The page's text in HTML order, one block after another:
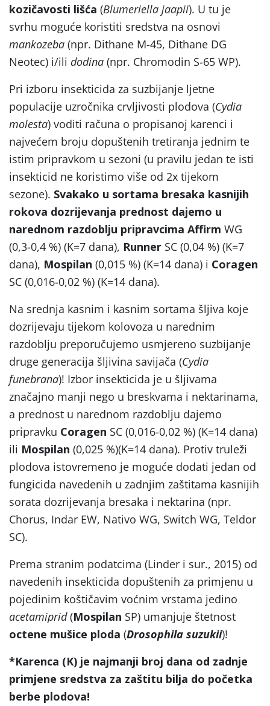
kozičavosti lišća (Blumeriella jaapii). U tu je
svrhu moguće koristiti sredstva na osnovi
mankozeba (npr. Dithane M-45, Dithane DG
Neotec) i/ili dodina (npr. Chromodin S-65 WP).
Pri izboru insekticida za suzbijanje ljetne
populacije uzročnika crvljivosti plodova (Cydia
molesta) voditi računa o propisanoj karenci i
najvećem broju dopuštenih tretiranja jednim te
istim pripravkom u sezoni (u pravilu jedan te isti
insekticid ne koristimo više od 2x tijekom
sezone). Svakako u sortama bresaka kasnijih
rokova dozrijevanja prednost dajemo u
narednom razdoblju pripravcima Affirm WG
(0,3-0,4 %) (K=7 dana), Runner SC (0,04 %) (K=7
dana), Mospilan (0,015 %) (K=14 dana) i Coragen
SC (0,016-0,02 %) (K=14 dana).
Na srednja kasnim i kasnim sortama šljiva koje
dozrijevaju tijekom kolovoza u narednim
razdoblju preporučujemo usmjereno suzbijanje
druge generacija šljivina savijača (Cydia
funebrana)! Izbor insekticida je u šljivama
značajno manji nego u breskvama i nektarinama,
a prednost u narednom razdoblju dajemo
pripravku Coragen SC (0,016-0,02 %) (K=14 dana)
ili Mospilan (0,025 %)(K=14 dana). Protiv truleži
plodova istovremeno je moguće dodati jedan od
fungicida navedenih u zadnjim zaštitama kasnijih
sorata dozrijevanja bresaka i nektarina (npr.
Chorus, Indar EW, Nativo WG, Switch WG, Teldor
SC).
Prema stranim podatcima (Linder i sur., 2015) od
navedenih insekticida dopuštenih za primjenu u
pojedinim koštičavim voćnim vrstama jedino
acetamiprid(Mospilan SP) umanjuje štetnost
octene mušice ploda (Drosophila suzukii)!
*Karenca (K) je najmanji broj dana od zadnje
primjene sredstva za zaštitu bilja do početka
berbe plodova!